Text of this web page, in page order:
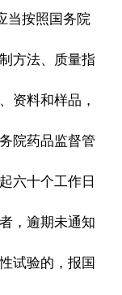
按照国务院
方法、质量指
资料和样品，
院药品监督管
六十个工作日
，逾期未通知
试验的，报国